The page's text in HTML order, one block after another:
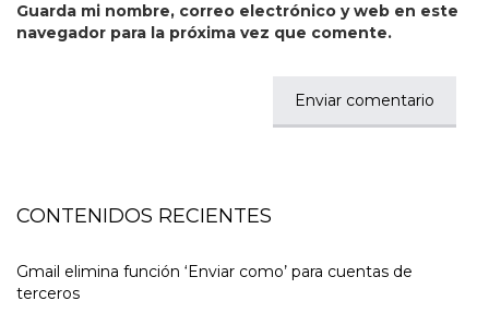
Guarda mi nombre, correo electrónico y web en este
navegador para la próxima vez que comente.
CONTENIDOS RECIENTES
Gmail elimina función ‘Enviar como’ para cuentas de
terceros